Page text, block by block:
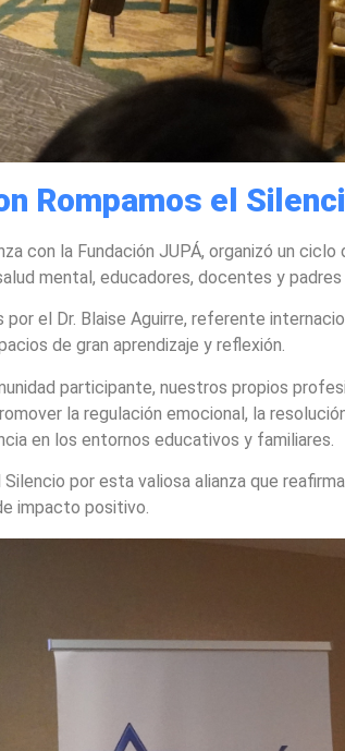
Rompamos el
con la Fundación JUPÁ, organizó un
mental, educadores, docentes y padres
el Dr. Blaise Aguirre, referente
de gran aprendizaje y reflexión.
participante, nuestros propios
la regulación emocional, la
en los entornos educativos y familiares.
por esta valiosa alianza que
impacto positivo.